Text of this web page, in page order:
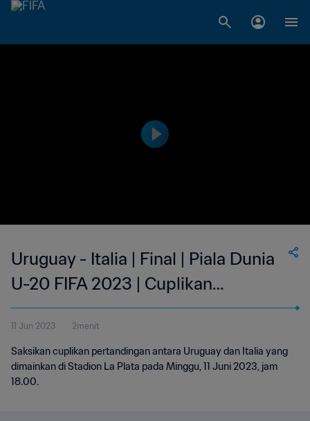
Uruguay - Italia | Final | Piala Dunia
U-20 FIFA 2023 | Cuplikan
Pertandingan
11 Jun 2023 2menit
Saksikan cuplikan pertandingan antara Uruguay dan Italia yang
dimainkan di Stadion La Plata pada Minggu, 11 Juni 2023, jam
18.00.